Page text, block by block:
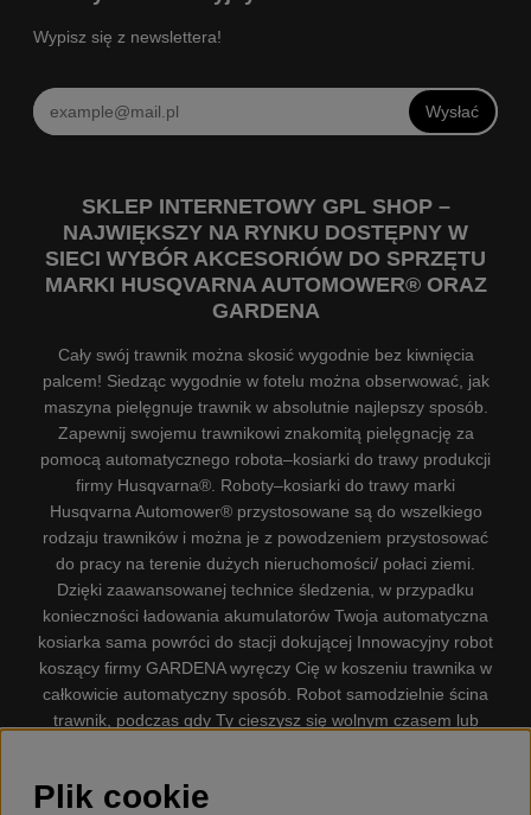
Wypisz się z newslettera!
Wysłać
SKLEP INTERNETOWY GPL SHOP –
NAJWIĘKSZY NA RYNKU DOSTĘPNY W
SIECI WYBÓR AKCESORIÓW DO SPRZĘTU
MARKI HUSQVARNA AUTOMOWER® ORAZ
GARDENA
Cały swój trawnik można skosić wygodnie bez kiwnięcia
palcem! Siedząc wygodnie w fotelu można obserwować, jak
maszyna pielęgnuje trawnik w absolutnie najlepszy sposób.
Zapewnij swojemu trawnikowi znakomitą pielęgnację za
pomocą automatycznego robota–kosiarki do trawy produkcji
firmy Husqvarna®. Roboty–kosiarki do trawy marki
Husqvarna Automower® przystosowane są do wszelkiego
rodzaju trawników i można je z powodzeniem przystosować
do pracy na terenie dużych nieruchomości/ połaci ziemi.
Dzięki zaawansowanej technice śledzenia, w przypadku
konieczności ładowania akumulatorów Twoja automatyczna
kosiarka sama powróci do stacji dokującej Innowacyjny robot
koszący firmy GARDENA wyręczy Cię w koszeniu trawnika w
całkowicie automatyczny sposób. Robot samodzielnie ścina
trawnik, podczas gdy Ty cieszysz się wolnym czasem lub
dostępną na rynku. Firma nasza dysponuje. Gplshop
Plik cookie